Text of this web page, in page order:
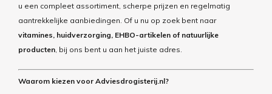
u een compleet assortiment, scherpe prijzen en regelmatig
aantrekkelijke aanbiedingen. Of u nu op zoek bent naar
vitamines, huidverzorging, EHBO-artikelen of natuurlijke
producten , bij ons bent u aan het juiste adres.
Waarom kiezen voor Adviesdrogisterij.nl?